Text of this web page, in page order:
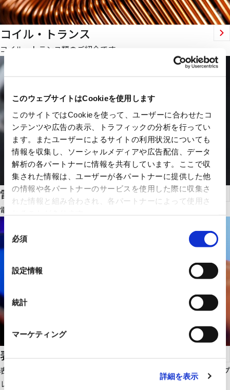
このウェブサイトはCookieを使用します
このサイトではCookieを使って、ユーザーに合わせたコ
ンテンツや広告の表示、トラフィックの分析を行ってい
ます。またユーザーによるサイトの利用状況についても
情報を収集し、ソーシャルメディアや広告配信、データ
解析の各パートナーに情報を共有しています。ここで収
集された情報は、ユーザーが各パートナーに提供した他
の情報や各パートナーのサービスを使用した際に収集さ
れた情報と組み合わされ、各パートナーによって使用さ
必須
設定情報
統計
マーケティング
詳細を表示
コイル・トランス
コイル、トランス類のご紹介です。
電線・ケーブル・ヒータ類
電線、ケーブル、ヒータのご紹介です。
表示デバイス
表示パネル、タッチパネル、表示モジュールから、超小型ディスプ
レイまで、表示デバイスのご紹介です。